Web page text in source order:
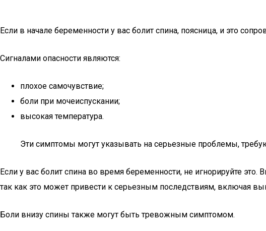
Если в начале беременности у вас болит спина, поясница, и это
Сигналами опасности являются:
плохое самочувствие;
боли при мочеиспускании;
высокая температура.
Эти симптомы могут указывать на серьезные проблемы,
Если у вас болит спина во время беременности, не игнорируйте это.
так как это может привести к серьезным последствиям, включая
Боли внизу спины также могут быть тревожным симптомом.